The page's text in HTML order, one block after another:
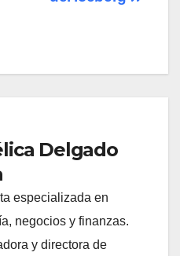
Delgado
especializada en
negocios y finanzas.
y directora de